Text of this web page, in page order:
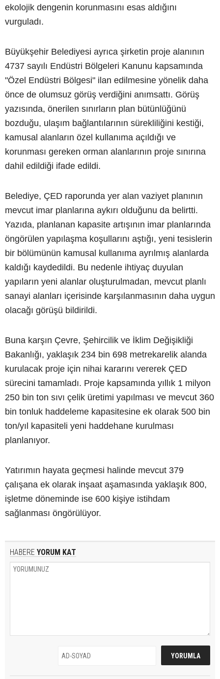
ekolojik dengenin korunmasını esas aldığını
vurguladı.
Büyükşehir Belediyesi ayrıca şirketin proje alanının
4737 sayılı Endüstri Bölgeleri Kanunu kapsamında
"Özel Endüstri Bölgesi" ilan edilmesine yönelik daha
önce de olumsuz görüş verdiğini anımsattı. Görüş
yazısında, önerilen sınırların plan bütünlüğünü
bozduğu, ulaşım bağlantılarının sürekliliğini kestiği,
kamusal alanların özel kullanıma açıldığı ve
korunması gereken orman alanlarının proje sınırına
dahil edildiği ifade edildi.
Belediye, ÇED raporunda yer alan vaziyet planının
mevcut imar planlarına aykırı olduğunu da belirtti.
Yazıda, planlanan kapasite artışının imar planlarında
öngörülen yapılaşma koşullarını aştığı, yeni tesislerin
bir bölümünün kamusal kullanıma ayrılmış alanlarda
kaldığı kaydedildi. Bu nedenle ihtiyaç duyulan
yapıların yeni alanlar oluşturulmadan, mevcut planlı
sanayi alanları içerisinde karşılanmasının daha uygun
olacağı görüşü bildirildi.
Buna karşın Çevre, Şehircilik ve İklim Değişikliği
Bakanlığı, yaklaşık 234 bin 698 metrekarelik alanda
kurulacak proje için nihai kararını vererek ÇED
sürecini tamamladı. Proje kapsamında yıllık 1 milyon
250 bin ton sıvı çelik üretimi yapılması ve mevcut 360
bin tonluk haddeleme kapasitesine ek olarak 500 bin
ton/yıl kapasiteli yeni haddehane kurulması
planlanıyor.
Yatırımın hayata geçmesi halinde mevcut 379
çalışana ek olarak inşaat aşamasında yaklaşık 800,
işletme döneminde ise 600 kişiye istihdam
sağlanması öngörülüyor.
HABERE YORUM KAT